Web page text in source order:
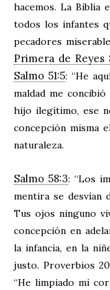
hacemos. La Biblia
todos los infantes
pecadores
Primera de Reyes
Salmo 51:5: “He
maldad me
hijo ilegítimo, ese
concepción misma
naturaleza.
Salmo 58:3: “Los
mentira se desvían
Tus ojos ninguno
concepción en
la infancia, en la
justo. Proverbios 20
“He limpiado mi